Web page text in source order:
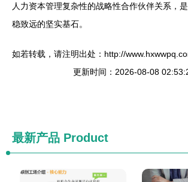
人力资本管理复杂性的战略性合作伙伴关系，
稳致远的坚实基石。
如若转载，请注明出处：http://
更新时间：2026-08-08
最新产品 Product